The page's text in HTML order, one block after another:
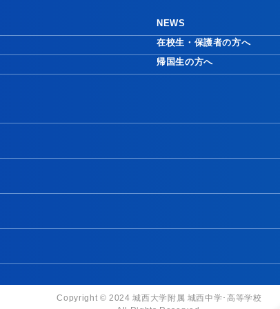
NEWS
在校生・保護者の方へ
帰国生の方へ
Copyright © 2024 城西大学附属 城西中学･高等学校